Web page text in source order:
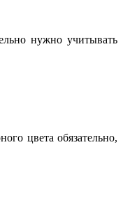
нужно учитывать
цвета обязательно,